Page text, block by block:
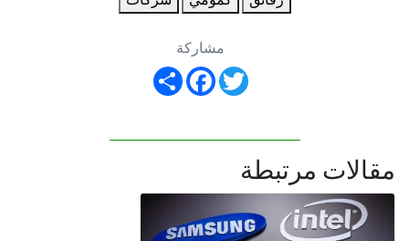
مشاركة
Share
FacebookTwitter
مقالات مرتبطة